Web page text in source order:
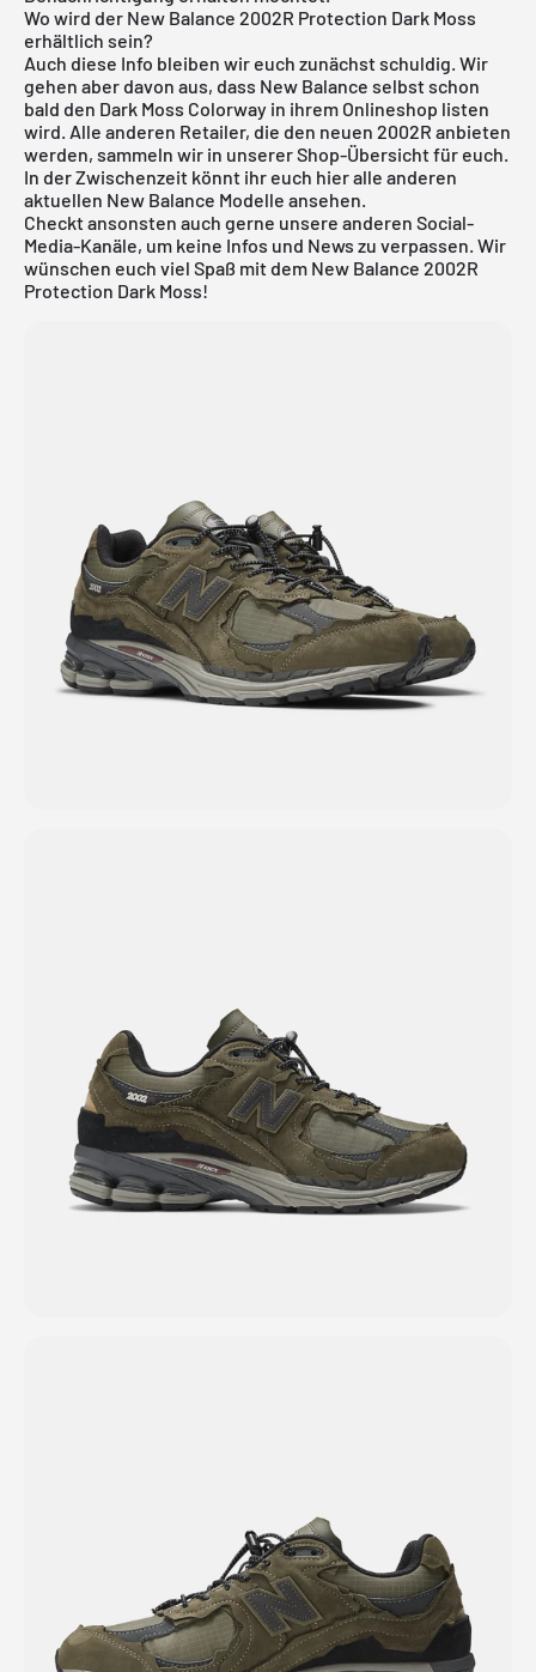
Wo wird der New Balance 2002R Protection Dark Moss
erhältlich sein?
Auch diese Info bleiben wir euch zunächst schuldig. Wir
gehen aber davon aus, dass New Balance selbst schon
bald den Dark Moss Colorway in ihrem Onlineshop listen
wird. Alle anderen Retailer, die den neuen 2002R anbieten
werden, sammeln wir in unserer Shop-Übersicht für euch.
In der Zwischenzeit könnt ihr euch hieralle anderen
aktuellen New Balance Modelle ansehen.
Checkt ansonsten auch gerne unsere anderen Social-
Media-Kanäle, um keine Infos und News zu verpassen. Wir
wünschen euch viel Spaß mit dem New Balance 2002R
Protection Dark Moss!